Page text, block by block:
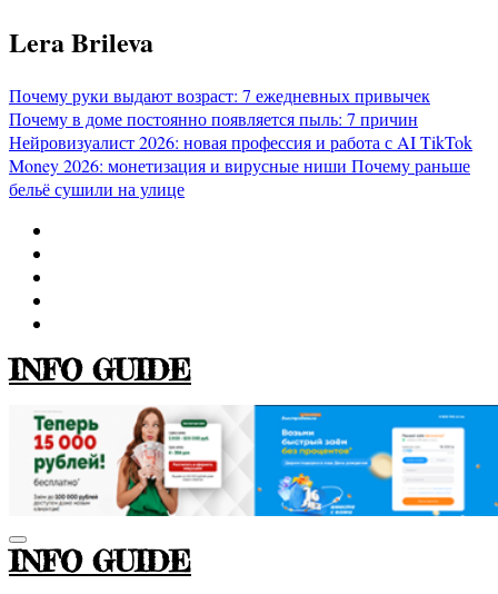
Перейти
к
Lera Brileva
Почему руки выдают возраст: 7 ежедневных привычек
Почему в доме постоянно появляется пыль: 7 причин
Нейровизуалист 2026: новая профессия и работа с AITikTok
Money 2026: монетизация и вирусные ниши Почему раньше
бельё сушили на улице
INFO GUIDE
INFO GUIDE